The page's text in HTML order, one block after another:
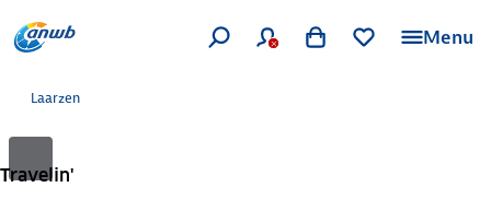
Menu
Laarzen
Travelin'